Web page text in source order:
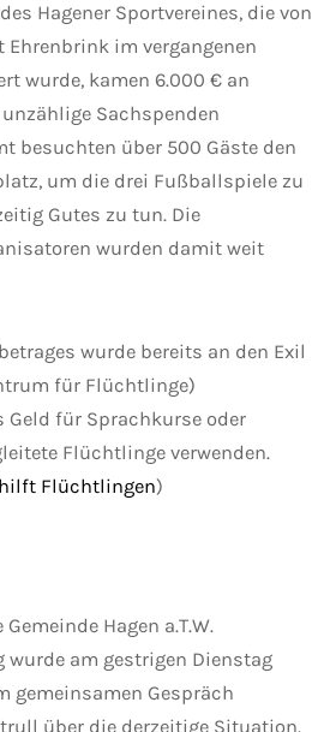
Hagener Sportvereines, die von
Ehrenbrink im vergangenen
wurde, kamen 6.000 € an
Sachspenden
besuchten über 500 Gäste den
um die drei Fußballspiele zu
Gutes zu tun. Die
wurden damit weit
wurde bereits an den Exil
für Flüchtlinge)
Geld für Sprachkurse oder
Flüchtlinge verwenden.
Flüchtlingen)
Hagen a.T.W.
wurde am gestrigen Dienstag
gemeinsamen Gespräch
über die derzeitige Situation.